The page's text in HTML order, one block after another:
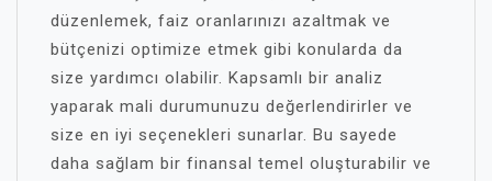
düzenlemek, faiz oranlarınızı azaltmak ve
bütçenizi optimize etmek gibi konularda da
size yardımcı olabilir. Kapsamlı bir analiz
yaparak mali durumunuzu değerlendirirler ve
size en iyi seçenekleri sunarlar. Bu sayede
daha sağlam bir finansal temel oluşturabilir ve